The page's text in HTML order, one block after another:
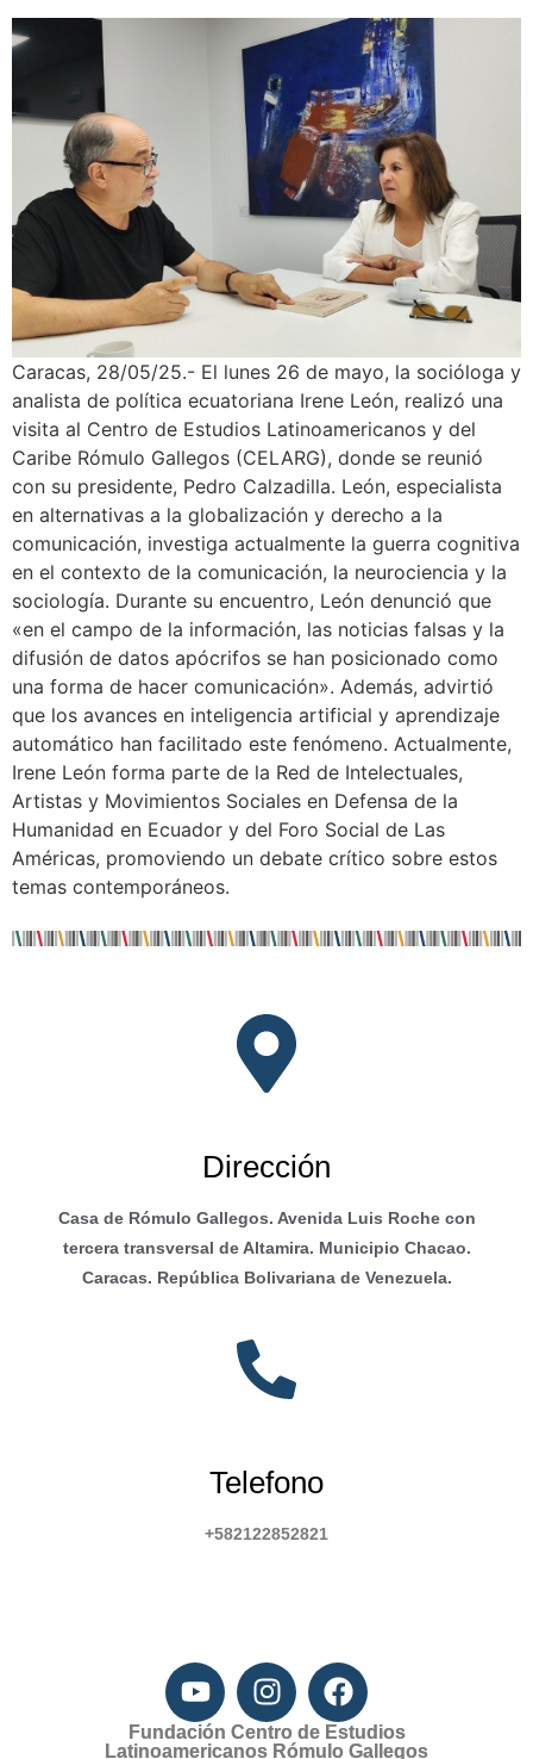
Caracas, 28/05/25.- El lunes 26 de mayo, la socióloga y
analista de política ecuatoriana Irene León, realizó una
visita al Centro de Estudios Latinoamericanos y del
Caribe Rómulo Gallegos (CELARG), donde se reunió
con su presidente, Pedro Calzadilla. León, especialista
en alternativas a la globalización y derecho a la
comunicación, investiga actualmente la guerra cognitiva
en el contexto de la comunicación, la neurociencia y la
sociología. Durante su encuentro, León denunció que
«en el campo de la información, las noticias falsas y la
difusión de datos apócrifos se han posicionado como
una forma de hacer comunicación». Además, advirtió
que los avances en inteligencia artificial y aprendizaje
automático han facilitado este fenómeno. Actualmente,
Irene León forma parte de la Red de Intelectuales,
Artistas y Movimientos Sociales en Defensa de la
Humanidad en Ecuador y del Foro Social de Las
Américas, promoviendo un debate crítico sobre estos
temas contemporáneos.
Dirección
Casa de Rómulo Gallegos. Avenida Luis Roche con
tercera transversal de Altamira. Municipio Chacao.
Caracas. República Bolivariana de Venezuela.
Telefono
+582122852821
Fundación Centro de Estudios
Latinoamericanos Rómulo Gallegos